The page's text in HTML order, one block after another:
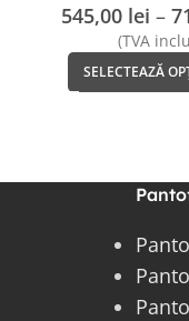
META S3
545,00 lei –
(TVA
SELECTEAZĂ